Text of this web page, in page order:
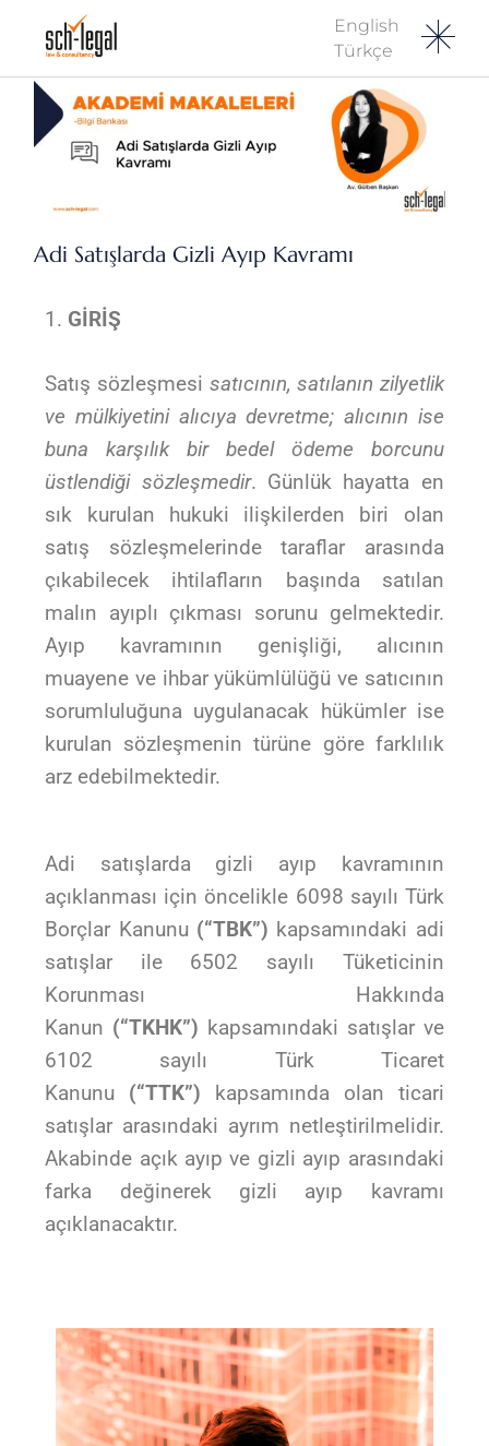
English
Türkçe
Adi Satışlarda Gizli Ayıp Kavramı
GİRİŞ
Satış sözleşmesi satıcının, satılanın zilyetlik
ve mülkiyetini alıcıya devretme; alıcının ise
buna karşılık bir bedel ödeme borcunu
üstlendiği sözleşmedir. Günlük hayatta en
sık kurulan hukuki ilişkilerden biri olan
satış sözleşmelerinde taraflar arasında
çıkabilecek ihtilafların başında satılan
malın ayıplı çıkması sorunu gelmektedir.
Ayıp kavramının genişliği, alıcının
muayene ve ihbar yükümlülüğü ve satıcının
sorumluluğuna uygulanacak hükümler ise
kurulan sözleşmenin türüne göre farklılık
arz edebilmektedir.
Adi satışlarda gizli ayıp kavramının
açıklanması için öncelikle 6098 sayılı Türk
Borçlar Kanunu (“TBK”) kapsamındaki adi
satışlar ile 6502 sayılı Tüketicinin
Korunması Hakkında
Kanun (“TKHK”) kapsamındaki satışlar ve
6102 sayılı Türk Ticaret
Kanunu (“TTK”) kapsamında olan ticari
satışlar arasındaki ayrım netleştirilmelidir.
Akabinde açık ayıp ve gizli ayıp arasındaki
farka değinerek gizli ayıp kavramı
açıklanacaktır.